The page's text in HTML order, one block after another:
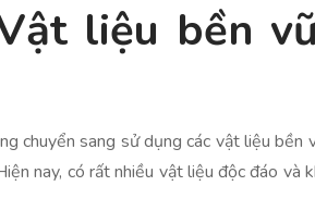
liệu bền
chuyển sang sử dụng các vật liệu bền
nay, có rất nhiều vật liệu độc đáo và